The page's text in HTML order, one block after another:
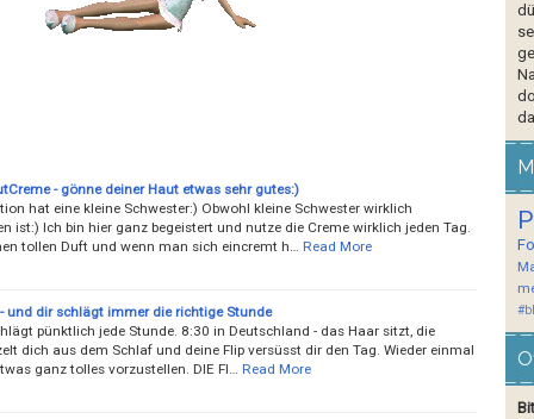
- gönne deiner Haut etwas sehr gutes:)
hat eine kleine Schwester:) Obwohl kleine Schwester wirklich
ist:) Ich bin hier ganz begeistert und nutze die Creme wirklich jeden Tag.
tollen Duft und wenn man sich eincremt h…
Read More
und dir schlägt immer die richtige Stunde
pünktlich jede Stunde. 8:30 in Deutschland - das Haar sitzt, die
dich aus dem Schlaf und deine Flip versüsst dir den Tag. Wieder einmal
ganz tolles vorzustellen. DIE Fl…
Read More